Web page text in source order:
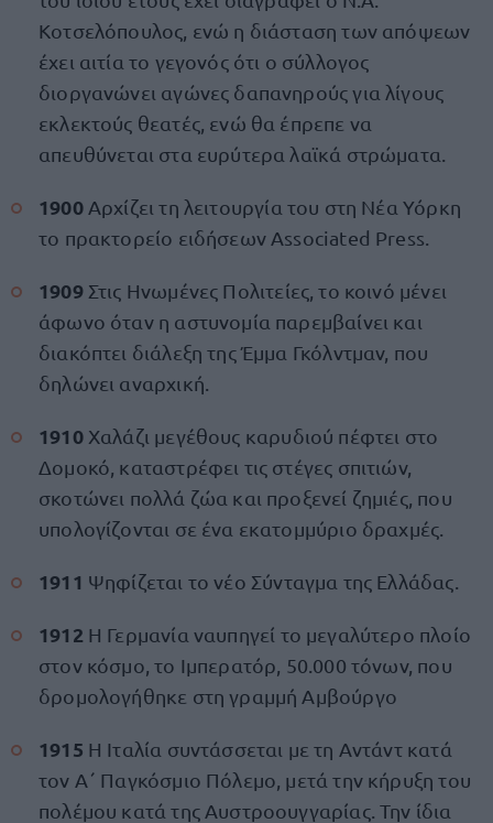
Κοτσελόπουλος, ενώ η διάσταση των απόψεων
έχει αιτία το γεγονός ότι ο σύλλογος
διοργανώνει αγώνες δαπανηρούς για λίγους
εκλεκτούς θεατές, ενώ θα έπρεπε να
απευθύνεται στα ευρύτερα λαϊκά στρώματα.
1900 Αρχίζει τη λειτουργία του στη Νέα Υόρκη
το πρακτορείο ειδήσεων Associated Press.
1909 Στις Ηνωμένες Πολιτείες, το κοινό μένει
άφωνο όταν η αστυνομία παρεμβαίνει και
διακόπτει διάλεξη της Έμμα Γκόλντμαν, που
δηλώνει αναρχική.
1910 Χαλάζι μεγέθους καρυδιού πέφτει στο
Δομοκό, καταστρέφει τις στέγες σπιτιών,
σκοτώνει πολλά ζώα και προξενεί ζημιές, που
υπολογίζονται σε ένα εκατομμύριο δραχμές.
1911 Ψηφίζεται το νέο Σύνταγμα της Ελλάδας.
1912 Η Γερμανία ναυπηγεί το μεγαλύτερο πλοίο
στον κόσμο, το Ιμπερατόρ, 50.000 τόνων, που
δρομολογήθηκε στη γραμμή Αμβούργο
1915 Η Ιταλία συντάσσεται με τη Αντάντ κατά
τον Α΄ Παγκόσμιο Πόλεμο, μετά την κήρυξη του
πολέμου κατά της Αυστροουγγαρίας. Την ίδια